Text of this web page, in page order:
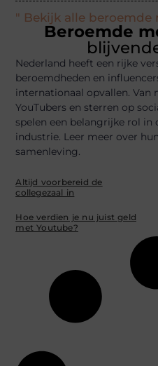
" Bekijk alle beroemde
Beroemde
Nederland heeft een rijke
beroemdheden en
internationaal opvallen. Van
YouTubers en sterren op
spelen een belangrijke rol
industrie. Leer meer over
samenleving.
Altijd voorbereid de
collegezaal in
Hoe verdien je nu juist geld
met Youtube?